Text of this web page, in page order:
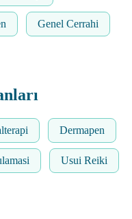
Genel Cerrahi
Dermapen
Usui Reiki